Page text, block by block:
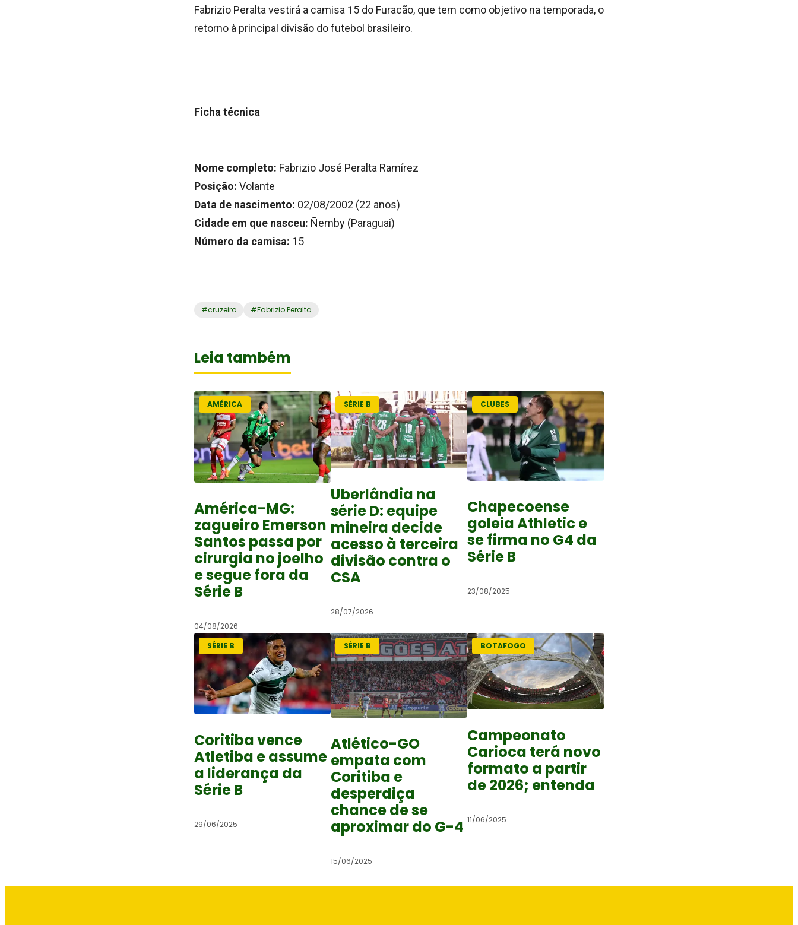
Fabrizio Peralta vestirá a camisa 15 do Furacão, que tem como objetivo na temporada, o
retorno à principal divisão do futebol brasileiro.
Ficha técnica
Nome completo: Fabrizio José Peralta Ramírez
Posição: Volante
Data de nascimento: 02/08/2002 (22 anos)
Cidade em que nasceu: Ñemby (Paraguai)
Número da camisa: 15
#cruzeiro #Fabrizio Peralta
Leia também
AMÉRICA
América-MG:
zagueiro Emerson
Santos passa por
cirurgia no joelho
e segue fora da
Série B
04/08/2026
SÉRIE B
Uberlândia na
série D: equipe
mineira decide
acesso à terceira
divisão contra o
CSA
28/07/2026
CLUBES
Chapecoense
goleia Athletic e
se firma no G4 da
Série B
23/08/2025
SÉRIE B
Coritiba vence
Atletiba e assume
a liderança da
Série B
29/06/2025
SÉRIE B
Atlético-GO
empata com
Coritiba e
desperdiça
chance de se
aproximar do G-4
15/06/2025
BOTAFOGO
Campeonato
Carioca terá novo
formato a partir
de 2026; entenda
11/06/2025